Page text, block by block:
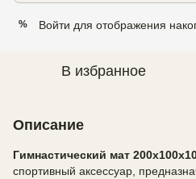
% Войти для отображения
В избранное
Описание
Гимнастический мат
спортивный аксессуар,